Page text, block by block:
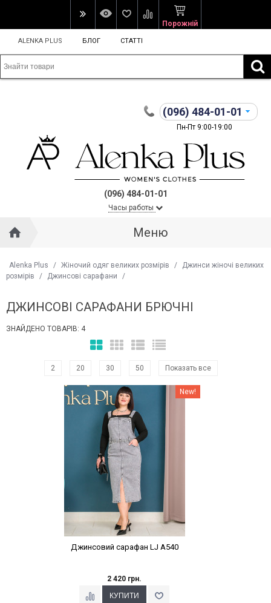
Порожній
ALENKA PLUS БЛОГ СТАТТІ
(096) 484-01-01
Пн-Пт 9:00-19:00
(096) 484-01-01
Часы работы
Меню
Alenka Plus / Жіночий одяг великих розмірів /
Джинси жіночі великих
розмірів
/ Джинсові сарафани /
ДЖИНСОВІ САРАФАНИ БРЮЧНІ
ЗНАЙДЕНО ТОВАРІВ: 4
2 20 30 50 Показать все
Наклейки Варіант з % New!
Джинсовий сарафан LJ A540
2 420 грн.